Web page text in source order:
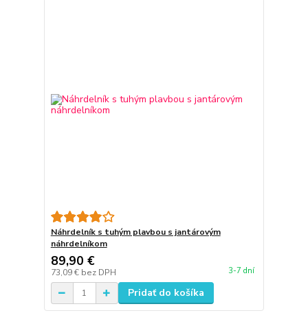
Náhrdelník s tuhým plavbou s jantárovým
náhrdelníkom
89,90 €
73,09 € bez DPH 3-7 dní
Pridať do košíka